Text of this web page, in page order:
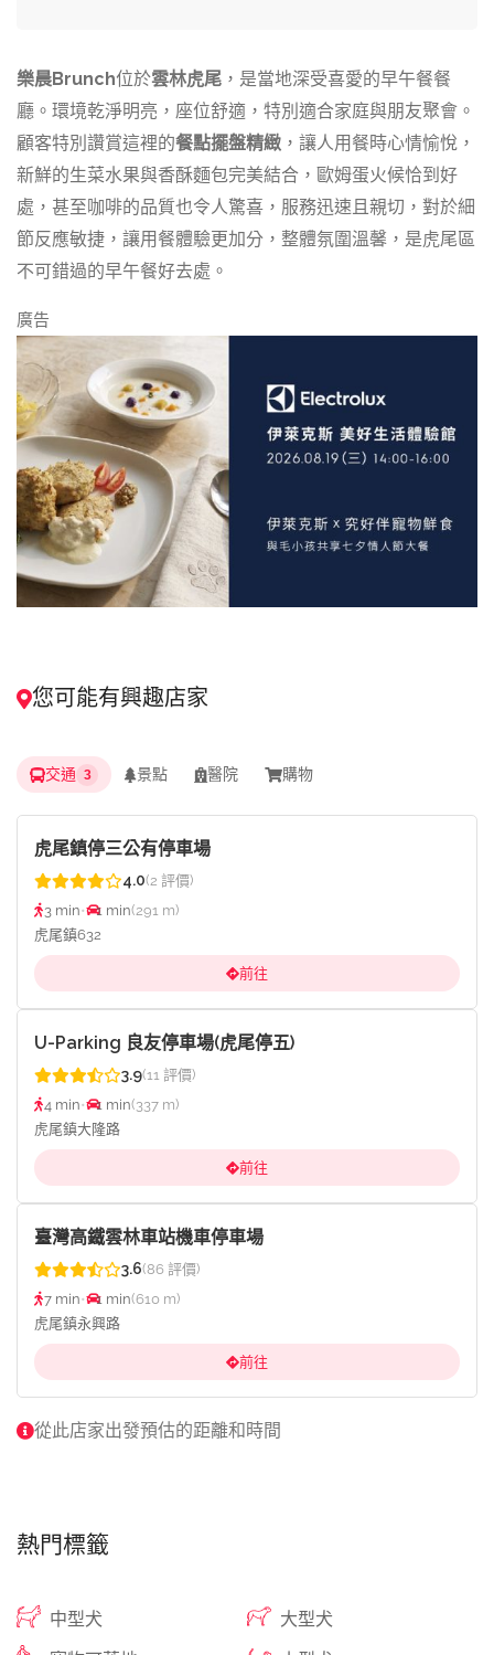
樂晨Brunch位於雲林虎尾 ，是當地深受喜愛的早午餐餐
廳。環境乾淨明亮，座位舒適，特別適合家庭與朋友聚會。
顧客特別讚賞這裡的餐點擺盤精緻 ，讓人用餐時心情愉悅，
新鮮的生菜水果與香酥麵包完美結合，歐姆蛋火候恰到好
處，甚至咖啡的品質也令人驚喜，服務迅速且親切，對於細
節反應敏捷，讓用餐體驗更加分，整體氛圍溫馨，是虎尾區
不可錯過的早午餐好去處。
廣告
您可能有興趣店家
交通 3 景點 醫院 購物
虎尾鎮停三公有停車場
4.0(2 評價)
3 min• 1 min(291 m)
虎尾鎮632
前往
U-Parking 良友停車場(虎尾停五)
3.9(11 評價)
4 min• 1 min(337 m)
虎尾鎮大隆路
前往
臺灣高鐵雲林車站機車停車場
3.6(86 評價)
7 min• 1 min(610 m)
虎尾鎮永興路
前往
從此店家出發預估的距離和時間
熱門標籤
中型犬
大型犬